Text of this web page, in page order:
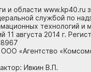
и области www.kp40.ru
службой по
технологий и
11 августа 2014 г.
«Агентство
Ивкин В.П.